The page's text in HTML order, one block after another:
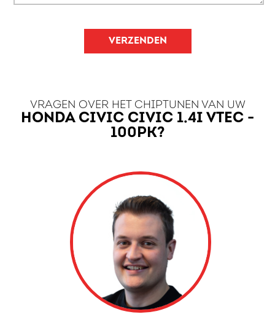
VERZENDEN
VRAGEN OVER HET CHIPTUNEN VAN UW
HONDA CIVIC CIVIC 1.4I VTEC -
100PK?